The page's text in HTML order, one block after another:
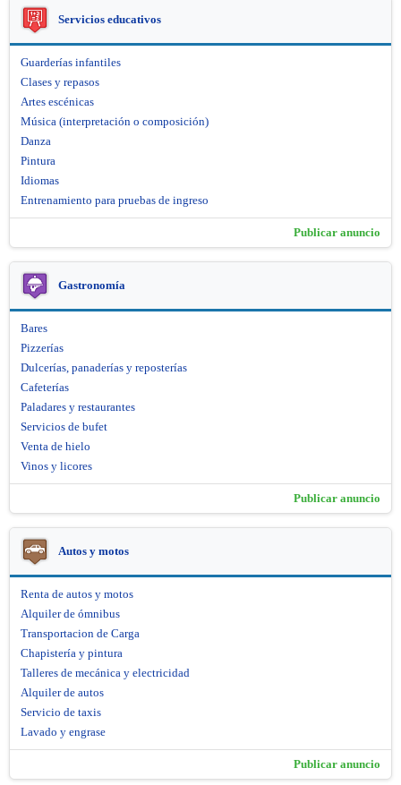
Servicios educativos
Guarderías infantiles
Clases y repasos
Artes escénicas
Música (interpretación o composición)
Danza
Pintura
Idiomas
Entrenamiento para pruebas de ingreso
Publicar anuncio
Gastronomía
Bares
Pizzerías
Dulcerías, panaderías y reposterías
Cafeterías
Paladares y restaurantes
Servicios de bufet
Venta de hielo
Vinos y licores
Publicar anuncio
Autos y motos
Renta de autos y motos
Alquiler de ómnibus
Transportacion de Carga
Chapistería y pintura
Talleres de mecánica y electricidad
Alquiler de autos
Servicio de taxis
Lavado y engrase
Publicar anuncio